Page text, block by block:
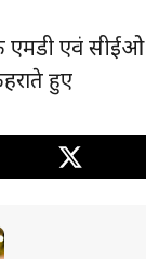
एमडी एवं
हुए